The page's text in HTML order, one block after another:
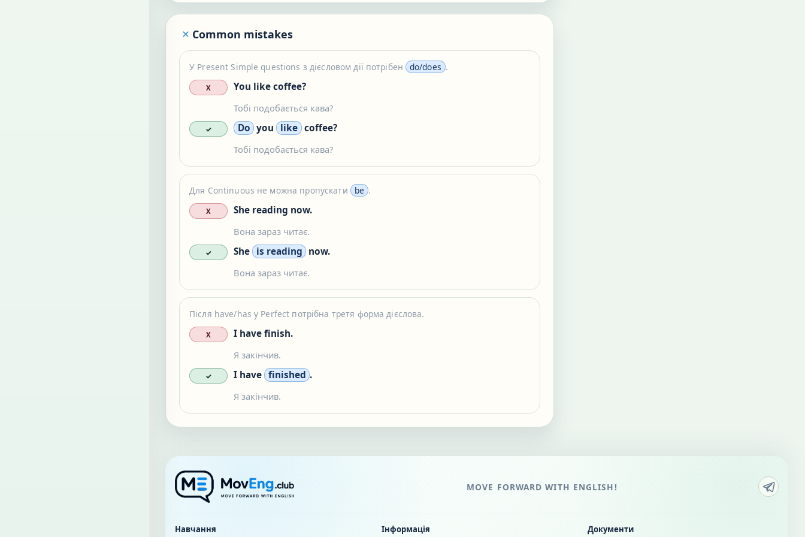
Common mistakes
У Present Simple questions з дієсловом дії потрібен do/does .
X You like coffee?
Тобі подобається кава?
✓ Do you like coffee?
Тобі подобається кава?
Для Continuous не можна пропускати be .
X She reading now.
Вона зараз читає.
✓ She is reading now.
Вона зараз читає.
Після have/has у Perfect потрібна третя форма дієслова.
X I have finish.
Я закінчив.
✓ I have finished .
Я закінчив.
MOVE FORWARD WITH ENGLISH!
Навчання Інформація Документи